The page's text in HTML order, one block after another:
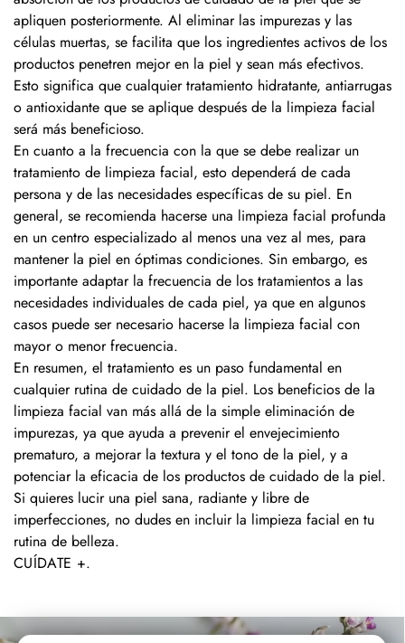
apliquen posteriormente. Al eliminar las impurezas y las
células muertas, se facilita que los ingredientes activos de los
productos penetren mejor en la piel y sean más efectivos.
Esto significa que cualquier tratamiento hidratante, antiarrugas
o antioxidante que se aplique después de la limpieza facial
será más beneficioso.
En cuanto a la frecuencia con la que se debe realizar un
tratamiento de limpieza facial, esto dependerá de cada
persona y de las necesidades específicas de su piel. En
general, se recomienda hacerse una limpieza facial profunda
en un centro especializado al menos una vez al mes, para
mantener la piel en óptimas condiciones. Sin embargo, es
importante adaptar la frecuencia de los tratamientos a las
necesidades individuales de cada piel, ya que en algunos
casos puede ser necesario hacerse la limpieza facial con
mayor o menor frecuencia.
En resumen, el tratamiento es un paso fundamental en
cualquier rutina de cuidado de la piel. Los beneficios de la
limpieza facial van más allá de la simple eliminación de
impurezas, ya que ayuda a prevenir el envejecimiento
prematuro, a mejorar la textura y el tono de la piel, y a
potenciar la eficacia de los productos de cuidado de la piel.
Si quieres lucir una piel sana, radiante y libre de
imperfecciones, no dudes en incluir la limpieza facial en tu
rutina de belleza.
CUÍDATE +.